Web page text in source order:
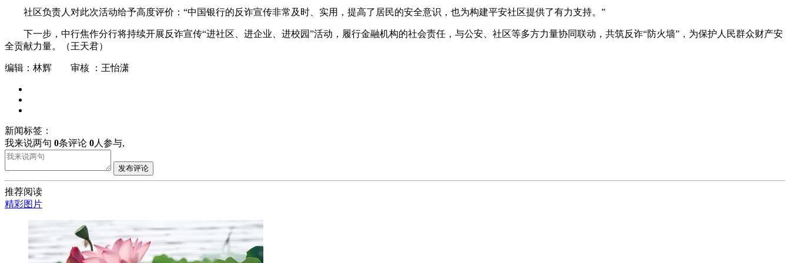
社区负责人对此次活动给予高度评价：“中国银行的反诈宣传非常及时、实用，提高了居民的安全意识，也为构建平安社区提供了有力支持。”
下一步，中行焦作分行将持续开展反诈宣传“进社区、进企业、进校园”活动，履行金融机构的社会责任，与公安、社区等多方力量协同联动，共筑反诈“防火墙”，为保护人民群众财产安
全贡献力量。（王天君）
编辑：林辉 审核 ：王怡潇
新闻标签：
我来说两句 0条评论 0人参与,
发布评论
推荐阅读